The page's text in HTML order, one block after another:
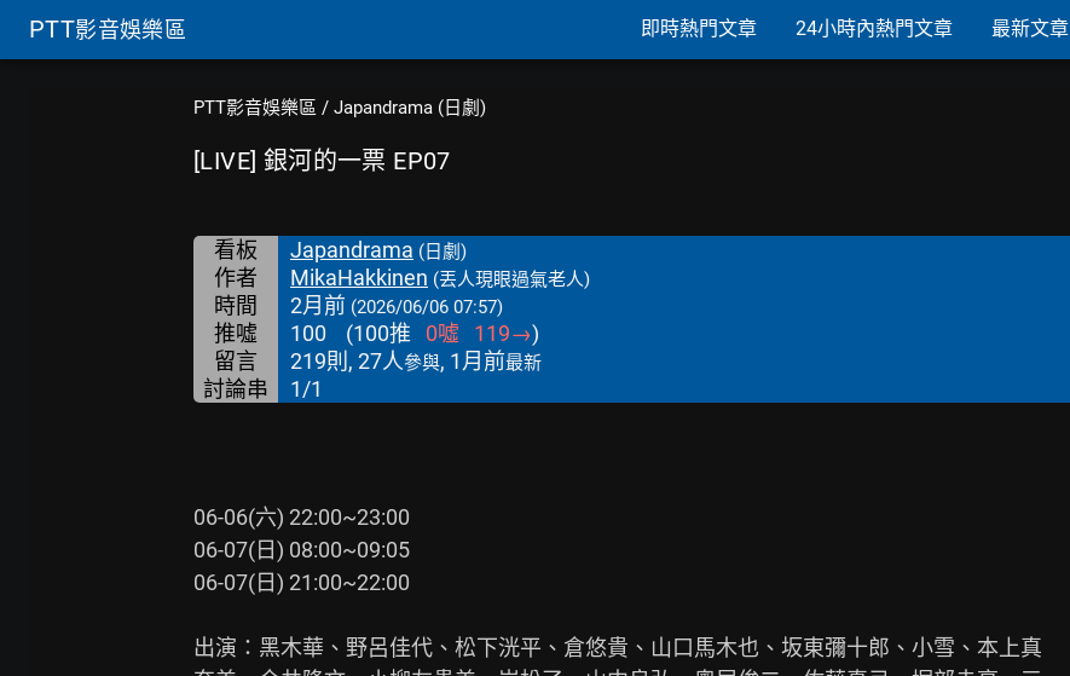
PTT影音娛樂區 即時熱門文章 24小時內熱門文章 最新文章
PTT影音娛樂區 / Japandrama (日劇)
[LIVE] 銀河的一票 EP07
看板 Japandrama (日劇)
作者 MikaHakkinen (丟人現眼過氣老人)
時間 2月前 (2026/06/06 07:57)
推噓 100 (100推 0噓 119→)
留言
219則, 27人參與, 1月前最新
討論串 1/1
06-06(六) 22:00~23:00
06-07(日) 08:00~09:05
06-07(日) 21:00~22:00
出演：黑木華、野呂佳代、松下洸平、倉悠貴、山口馬木也、坂東彌十郎、小雪、本上真